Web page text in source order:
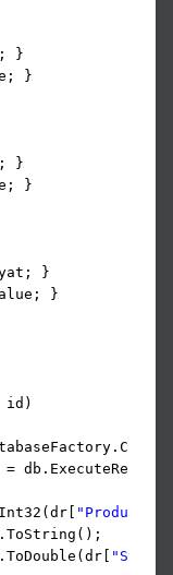
}
}
}
}
}
}
id)
db.ExecuteReader(
"ProductID"